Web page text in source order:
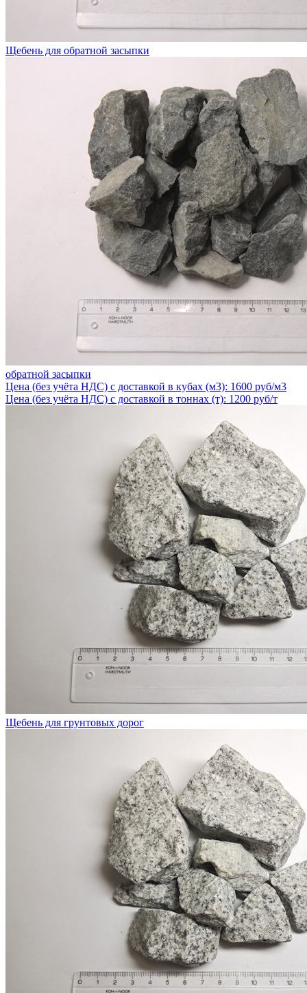
Щебень для обратной засыпки
обратной засыпки
Цена (без учёта НДС) с доставкой в кубах (м3): 1600 руб/м3
Цена (без учёта НДС) с доставкой в тоннах (т): 1200 руб/т
Щебень для грунтовых дорог